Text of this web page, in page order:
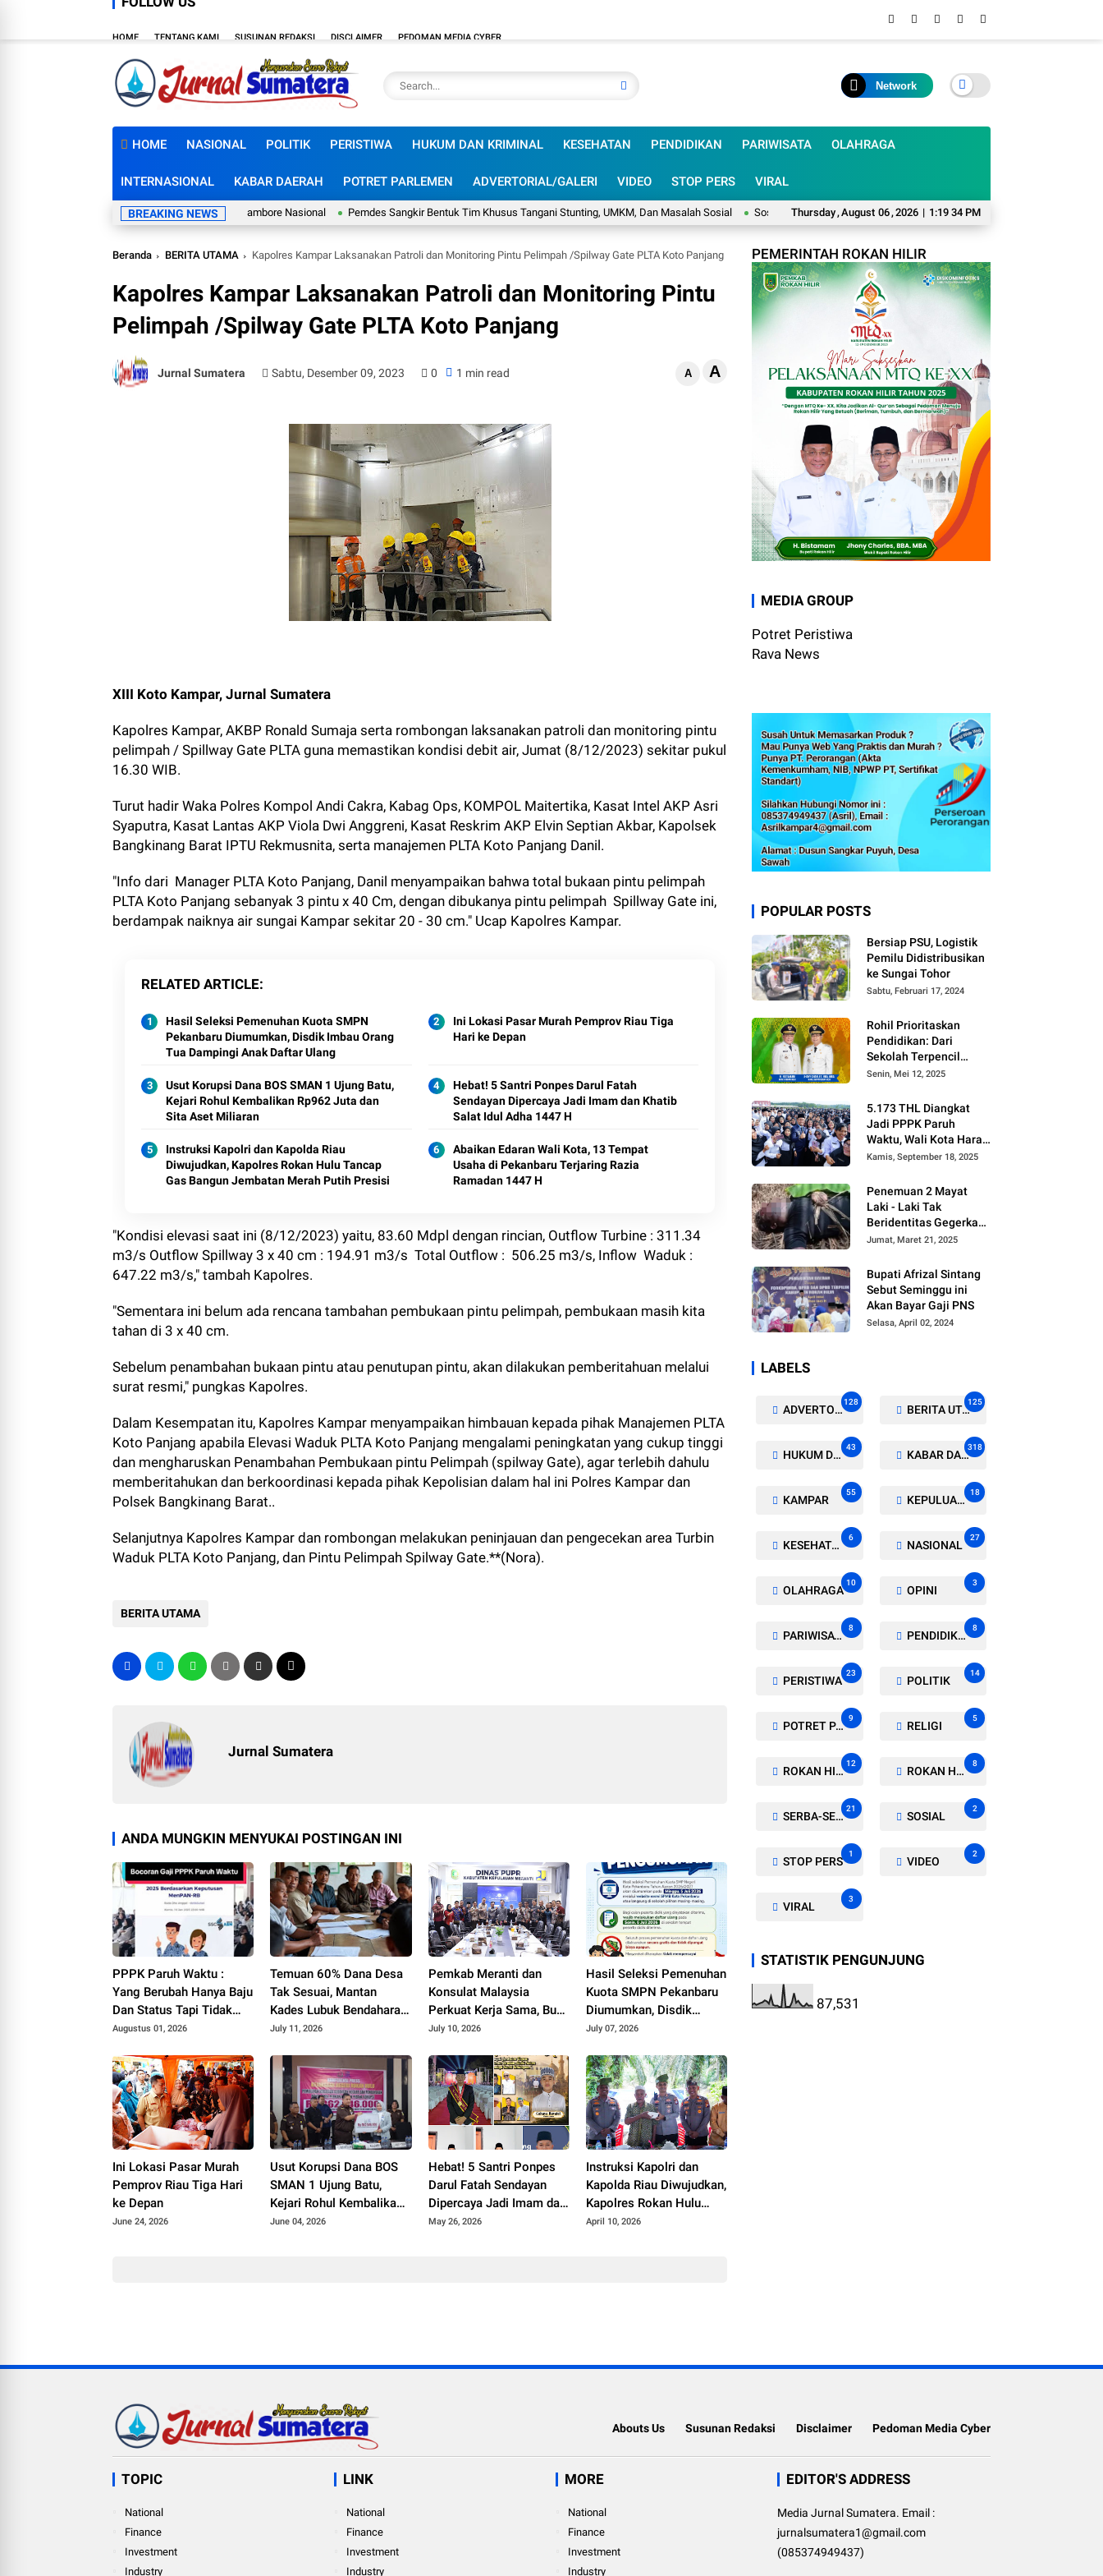
HOME TENTANG KAMI SUSUNAN REDAKSI DISCLAIMER PEDOMAN MEDIA CYBER
Network
HOME NASIONAL POLITIK PERISTIWA HUKUM DAN KRIMINAL KESEHATAN PENDIDIKAN PARIWISATA OLAHRAGA
INTERNASIONAL KABAR DAERAH POTRET PARLEMEN ADVERTORIAL/GALERI VIDEO STOP PERS VIRAL
Thursday,August 06,2026 | 1:19 35 PM
BREAKING NEWS
Pramuka 2026, Rohul Lepas 48 Kontingen Jambore Nasional Pemdes Sangkir Bentuk Tim Khusus Tangani Stunting, UMKM, Dan Masalah Sosial Sosialisasikan Perda No 10/2024, Anggota DPRD Meranti Darsini Dorong
Beranda BERITA UTAMA Kapolres Kampar Laksanakan Patroli dan Monitoring Pintu Pelimpah /Spilway Gate PLTA Koto Panjang
Kapolres Kampar Laksanakan Patroli dan Monitoring Pintu
Pelimpah /Spilway Gate PLTA Koto Panjang
Jurnal Sumatera Sabtu, Desember 09, 2023 0 1 min read A A
XIII Koto Kampar, Jurnal Sumatera
Kapolres Kampar, AKBP Ronald Sumaja serta rombongan laksanakan patroli dan monitoring pintu
pelimpah / Spillway Gate PLTA guna memastikan kondisi debit air, Jumat (8/12/2023) sekitar pukul
16.30 WIB.
Turut hadir Waka Polres Kompol Andi Cakra, Kabag Ops, KOMPOL Maitertika, Kasat Intel AKP Asri
Syaputra, Kasat Lantas AKP Viola Dwi Anggreni, Kasat Reskrim AKP Elvin Septian Akbar, Kapolsek
Bangkinang Barat IPTU Rekmusnita, serta manajemen PLTA Koto Panjang Danil.
"Info dari Manager PLTA Koto Panjang, Danil menyampaikan bahwa total bukaan pintu pelimpah
PLTA Koto Panjang sebanyak 3 pintu x 40 Cm, dengan dibukanya pintu pelimpah Spillway Gate ini,
berdampak naiknya air sungai Kampar sekitar 20 - 30 cm." Ucap Kapolres Kampar.
RELATED ARTICLE
Hasil Seleksi Pemenuhan Kuota SMPN
Pekanbaru Diumumkan, Disdik Imbau Orang
Tua Dampingi Anak Daftar Ulang
Ini Lokasi Pasar Murah Pemprov Riau Tiga
Hari ke Depan
Usut Korupsi Dana BOS SMAN 1 Ujung Batu,
Kejari Rohul Kembalikan Rp962 Juta dan
Sita Aset Miliaran
Hebat! 5 Santri Ponpes Darul Fatah
Sendayan Dipercaya Jadi Imam dan Khatib
Salat Idul Adha 1447 H
Instruksi Kapolri dan Kapolda Riau
Diwujudkan, Kapolres Rokan Hulu Tancap
Gas Bangun Jembatan Merah Putih Presisi
Abaikan Edaran Wali Kota, 13 Tempat
Usaha di Pekanbaru Terjaring Razia
Ramadan 1447 H
"Kondisi elevasi saat ini (8/12/2023) yaitu, 83.60 Mdpl dengan rincian, Outflow Turbine : 311.34
m3/s Outflow Spillway 3 x 40 cm : 194.91 m3/s Total Outflow : 506.25 m3/s, Inflow Waduk :
647.22 m3/s," tambah Kapolres.
"Sementara ini belum ada rencana tambahan pembukaan pintu pelimpah, pembukaan masih kita
tahan di 3 x 40 cm.
Sebelum penambahan bukaan pintu atau penutupan pintu, akan dilakukan pemberitahuan melalui
surat resmi," pungkas Kapolres.
Dalam Kesempatan itu, Kapolres Kampar menyampaikan himbauan kepada pihak Manajemen PLTA
Koto Panjang apabila Elevasi Waduk PLTA Koto Panjang mengalami peningkatan yang cukup tinggi
dan mengharuskan Penambahan Pembukaan pintu Pelimpah (spilway Gate), agar terlebih dahulu
memberitahukan dan berkoordinasi kepada pihak Kepolisian dalam hal ini Polres Kampar dan
Polsek Bangkinang Barat..
Selanjutnya Kapolres Kampar dan rombongan melakukan peninjauan dan pengecekan area Turbin
Waduk PLTA Koto Panjang, dan Pintu Pelimpah Spilway Gate.**(Nora).
BERITA UTAMA
Jurnal Sumatera
ANDA MUNGKIN MENYUKAI POSTINGAN INI
PPPK Paruh Waktu :
Yang Berubah Hanya Baju
Dan Status Tapi Tidak
Dengan Gaji Kami
Augustus 01, 2026
Temuan 60% Dana Desa
Tak Sesuai, Mantan
Kades Lubuk Bendahara
YF Beri Tanggapan
July 11, 2026
Pemkab Meranti dan
Konsulat Malaysia
Perkuat Kerja Sama, Buka
Peluang Kerja, Beasiswa,
Lokal
July 10, 2026
Hasil Seleksi Pemenuhan
Kuota SMPN Pekanbaru
Diumumkan, Disdik
Imbau Orang Tua
Ulang
July 07, 2026
Ini Lokasi Pasar Murah
Pemprov Riau Tiga Hari
ke Depan
June 24, 2026
Usut Korupsi Dana BOS
SMAN 1 Ujung Batu,
Kejari Rohul Kembalikan
Rp962 Juta dan Sita Aset
June 04, 2026
Hebat! 5 Santri Ponpes
Darul Fatah Sendayan
Dipercaya Jadi Imam dan
Khatib Salat Idul Adha
May 26, 2026
Instruksi Kapolri dan
Kapolda Riau Diwujudkan,
Kapolres Rokan Hulu
Tancap Gas Bangun
April 10, 2026
PEMERINTAH ROKAN HILIR
MEDIA GROUP
Potret Peristiwa
Rava News
POPULAR POSTS
Bersiap PSU, Logistik
Pemilu Didistribusikan
ke Sungai Tohor
Sabtu, Februari 17, 2024
Rohil Prioritaskan
Pendidikan: Dari
Sekolah Terpencil
hingga Beasiswa
Senin, Mei 12, 2025
5.173 THL Diangkat
Jadi PPPK Paruh
Waktu, Wali Kota Harap
Ada Regulasi Baru
Kamis, September 18, 2025
Penemuan 2 Mayat
Laki - Laki Tak
Beridentitas Gegerkan
Warga Rohil
Jumat, Maret 21, 2025
Bupati Afrizal Sintang
Sebut Seminggu ini
Akan Bayar Gaji PNS
Selasa, April 02, 2024
LABELS
ADVERTORIAL/GALERI
128
BERITA UTAMA
125
HUKUM DAN KRIMINAL
43
KABAR DAERAH
318
KAMPAR
55
KEPULUAN MERANTI
18
KESEHATAN
6
NASIONAL
27
OLAHRAGA
10
OPINI
3
PARIWISATA
8
PENDIDIKAN
8
PERISTIWA
23
POLITIK
14
POTRET PARLEMEN
9
RELIGI
5
ROKAN HILIR
12
ROKAN HULU
8
SERBA-SERBI
21
SOSIAL
2
STOP PERS
1
VIDEO
2
VIRAL
3
STATISTIK PENGUNJUNG
87,531
Abouts Us Susunan Redaksi Disclaimer Pedoman Media Cyber
TOPIC
National
Finance
Investment
Industry
LINK
National
Finance
Investment
Industry
MORE
National
Finance
Investment
Industry
EDITOR'S ADDRESS
Media Jurnal Sumatera. Email :
jurnalsumatera1@gmail.com
(085374949437)